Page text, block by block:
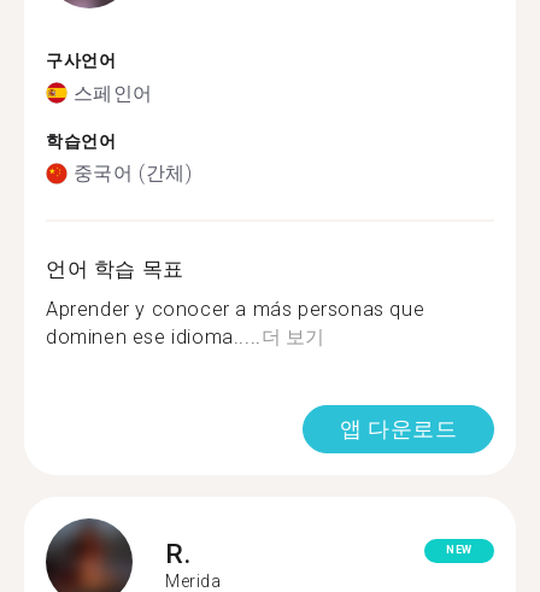
구사언어
스페인어
학습언어
중국어 (간체)
언어 학습 목표
Aprender y conocer a más personas que
dominen ese idioma.....더 보기
앱 다운로드
R.
Merida
NEW